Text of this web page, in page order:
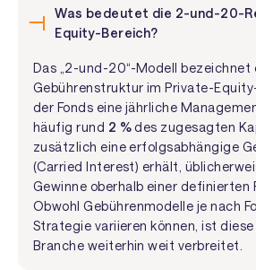
Was bedeutet die 2-und-20-
Equity-Bereich?
Das „2-und-20“-Modell
Gebührenstruktur im Private-
der Fonds eine jährliche
häufig rund 2 %des zugesagten
zusätzlich eine erfolgsabhängige
(Carried Interest) erhält,
Gewinne oberhalb einer definierten
Obwohl Gebührenmodelle je nach
Strategie variieren können, ist
Branche weiterhin weit verbreitet.